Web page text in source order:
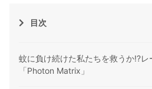
目次
蚊に負け続けた私たちを救うか!?
「Photon Matrix」